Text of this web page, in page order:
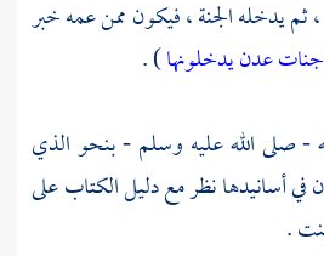
، ثم يدخله الجنة ، فيكون ممن عمه خبر
جنات عدن يدخلونها) .
صلى الله عليه وسلم - بنحو الذي
في أسانيدها نظر مع دليل الكتاب على
.